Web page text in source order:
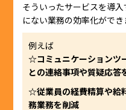
そういったサービスを導
にない業務の効率化ができ
例えば
☆コミュニケーションツ
との連絡事項や質疑応答
☆従業員の経費精算や給
務業務を削減